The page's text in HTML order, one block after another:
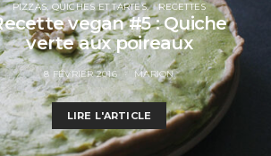
PIZZAS, QUICHES ET TARTES RECETTES
vegan #5 : Quiche
verte aux poireaux
8 FÉVRIER 2016 MARION
LIRE L'ARTICLE